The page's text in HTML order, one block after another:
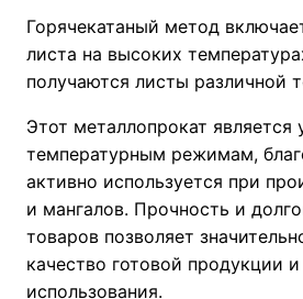
Горячекатаный метод
листа на высоких
получаются листы различной
Этот металлопрокат является
температурным режимам,
активно используется при
и мангалов. Прочность и
товаров позволяет
качество готовой продукции
использования.